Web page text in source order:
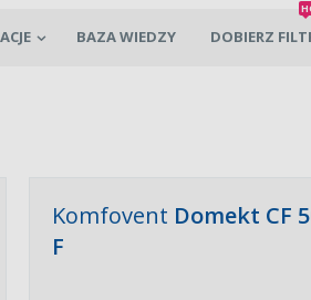
BAZA WIEDZY DOBIERZ
Komfovent Domekt CF
F